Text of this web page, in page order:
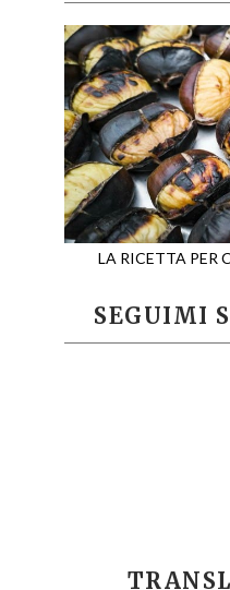
LA RICETTA PER
SEGUIMI